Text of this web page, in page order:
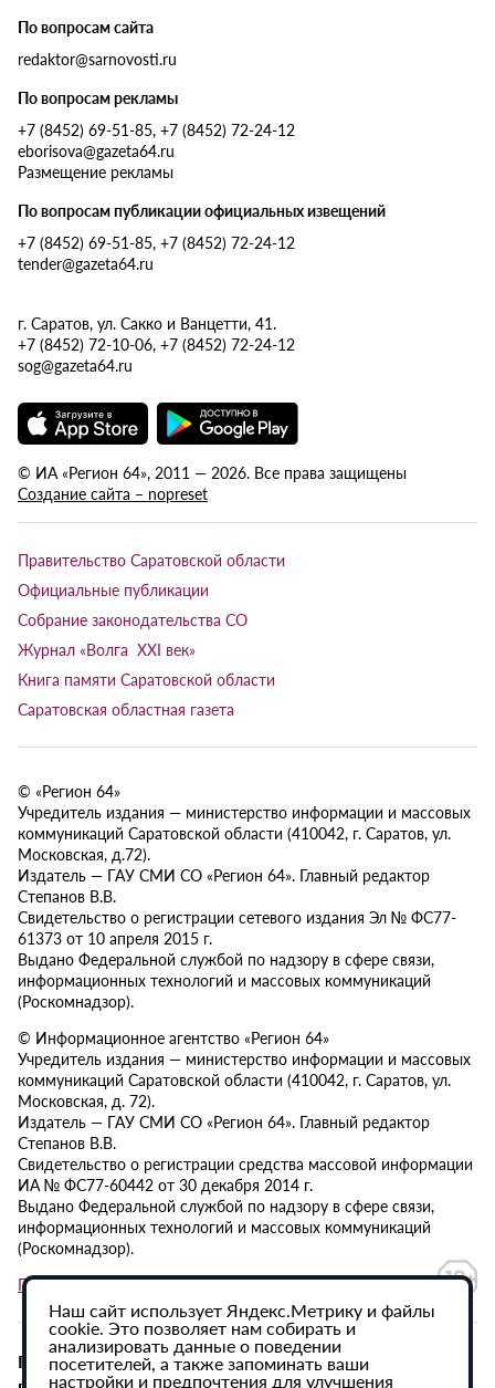
По вопросам сайта
redaktor@sarnovosti.ru
По вопросам рекламы
+7 (8452) 69-51-85, +7 (8452) 72-24-12
eborisova@gazeta64.ru
Размещение рекламы
По вопросам публикации официальных извещений
+7 (8452) 69-51-85, +7 (8452) 72-24-12
tender@gazeta64.ru
г. Саратов, ул. Сакко и Ванцетти, 41.
+7 (8452) 72-10-06, +7 (8452) 72-24-12
sog@gazeta64.ru
© ИА «Регион 64», 2011 — 2026. Все права защищены
Создание сайта – nopreset
Правительство Саратовской области
Официальные публикации
Собрание законодательства СО
Журнал «Волга XXI век»
Книга памяти Саратовской области
Саратовская областная газета
© «Регион 64»
Учредитель издания — министерство информации и массовых
коммуникаций Саратовской области (410042, г. Саратов, ул.
Московская, д.72).
Издатель — ГАУ СМИ СО «Регион 64». Главный редактор
Степанов В.В.
Свидетельство о регистрации сетевого издания Эл № ФС77-
61373 от 10 апреля 2015 г.
Выдано Федеральной службой по надзору в сфере связи,
информационных технологий и массовых коммуникаций
(Роскомнадзор).
© Информационное агентство «Регион 64»
Учредитель издания — министерство информации и массовых
коммуникаций Саратовской области (410042, г. Саратов, ул.
Московская, д. 72).
Издатель — ГАУ СМИ СО «Регион 64». Главный редактор
Степанов В.В.
Свидетельство о регистрации средства массовой информации
ИА № ФС77-60442 от 30 декабря 2014 г.
Выдано Федеральной службой по надзору в сфере связи,
информационных технологий и массовых коммуникаций
(Роскомнадзор).
Политика в отношении обработки персональных данных
При использовании материалов сайта активная
Наш сайт использует Яндекс.Метрику и файлы
cookie. Это позволяет нам собирать и
анализировать данные о поведении
посетителей, а также запоминать ваши
настройки и предпочтения для улучшения